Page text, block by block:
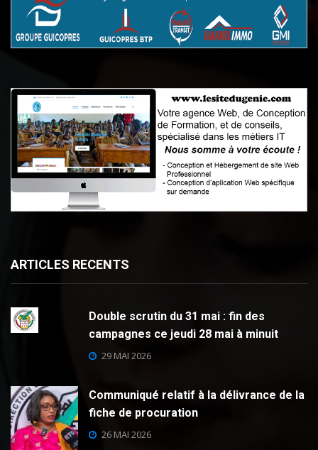
ARTICLES RECENTS
Double scrutin du 31 mai : fin des
campagnes ce jeudi 28 mai à minuit
29 MAI 2026
Communiqué relatif à la délivrance de la
fiche de procuration
26 MAI 2026